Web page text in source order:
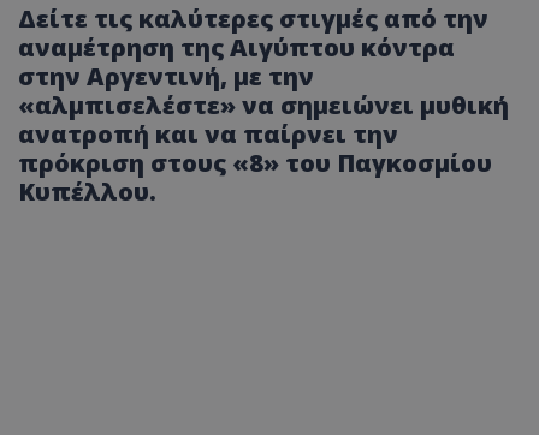
Δείτε τις καλύτερες στιγμές από την
αναμέτρηση της Αιγύπτου κόντρα
στην Αργεντινή, με την
«αλμπισελέστε» να σημειώνει μυθική
ανατροπή και να παίρνει την
πρόκριση στους «8» του Παγκοσμίου
Κυπέλλου.